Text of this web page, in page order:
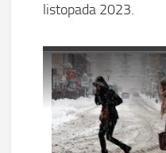
listopada 2023.